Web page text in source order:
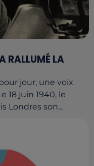
RALLUMÉ LA
jour, une voix
18 juin 1940, le
Londres son...